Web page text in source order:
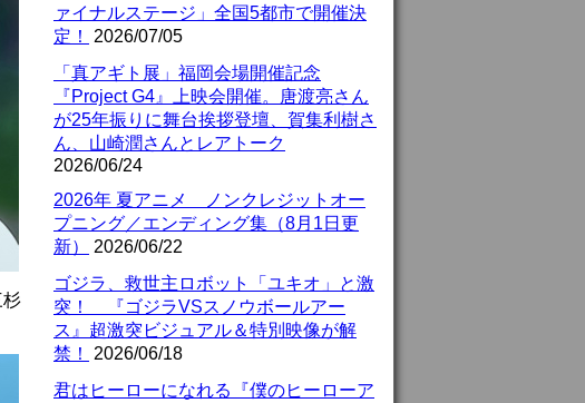
杉
ァイナルステージ」全国5都市で開催決
定！
2026/07/05
「真アギト展」福岡会場開催記念
『Project G4』上映会開催。唐渡亮さん
が25年振りに舞台挨拶登壇、賀集利樹さ
ん、山崎潤さんとレアトーク
2026/06/24
2026年 夏アニメ ノンクレジットオー
プニング／エンディング集（8月1日更
新）
2026/06/22
ゴジラ、救世主ロボット「ユキオ」と激
突！ 『ゴジラVSスノウボールアー
ス』超激突ビジュアル＆特別映像が解
禁！
2026/06/18
君はヒーローになれる『僕のヒーローア